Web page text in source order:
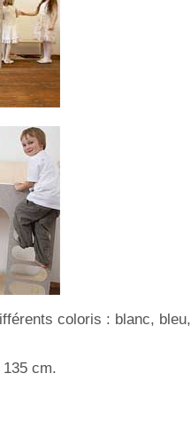
coloris : blanc,
cm.